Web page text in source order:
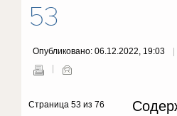
53
Опубликовано: 06.12.2022, 19:03
Страница 53 из 76